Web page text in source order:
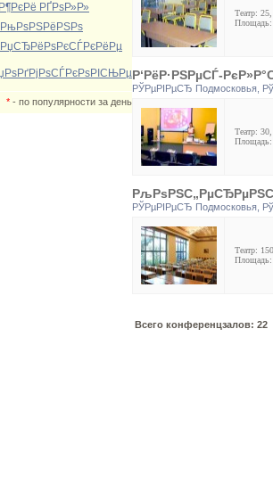
РҐРѕР»Р»
* - по популярности за день
Театр:
Площадь:
Р‘РёР·РЅРµСЃ-
РЎРµРІРµСЂ Подмосковья
Театр:
Площадь:
РЎРµРІРµСЂ Подмосковья
Театр:
Площадь:
Всего конференцзалов: 22